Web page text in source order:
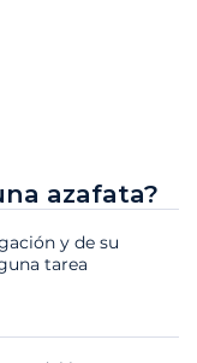
azafata?
y de su
tarea